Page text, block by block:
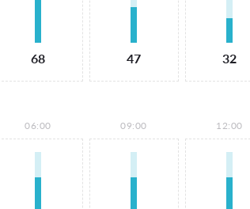
68 47 32
06:00 09:00 12:00